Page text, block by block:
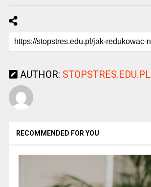
AUTHOR: STOPSTRES.EDU.PL
RECOMMENDED FOR YOU